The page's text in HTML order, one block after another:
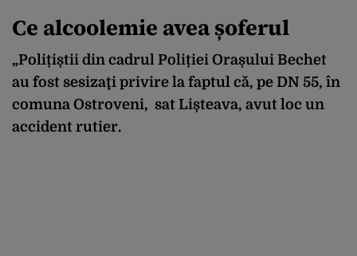
Ce alcoolemie avea șoferul
„Polițiștii din cadrul Poliției Orașului Bechet
au fost sesizaţi privire la faptul că, pe DN 55, în
comuna Ostroveni, sat Lișteava, avut loc un
accident rutier.